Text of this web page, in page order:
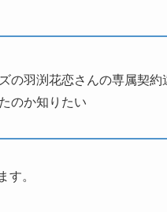
の羽渕花恋さんの専属契約
のか知りたい
。